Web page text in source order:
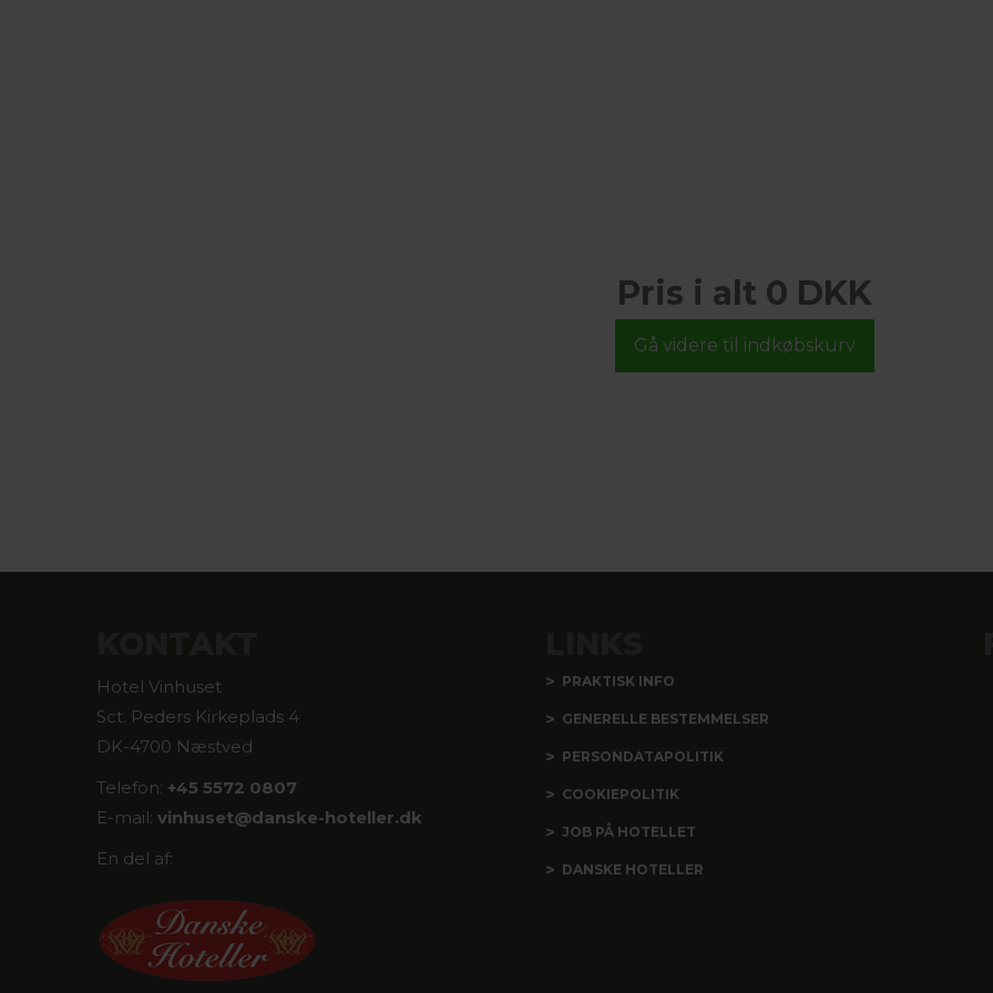
Pris i alt 0 DKK
Hotel Vinhuset
Sct. Peders Kirkeplads 4
DK-4700 Næstved
Telefon: +45 5572 0807
E-mail: vinhuset@danske-hoteller.dk
En del af:
PRAKTISK INFO
GENERELLE BESTEMMELSER
PERSONDATAPOLITIK
COOKIEPOLITIK
JOB PÅ HOTELLET
DANSKE HOTELLER